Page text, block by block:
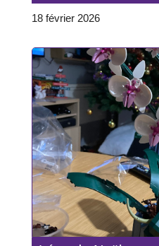
18 février 2026